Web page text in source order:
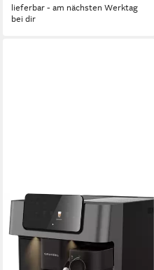
lieferbar - am nächsten Werktag
bei dir